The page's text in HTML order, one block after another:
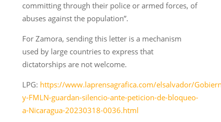
committing through their police or armed forces, of
abuses against the population”.
For Zamora, sending this letter is a mechanism
used by large countries to express that
dictatorships are not welcome.
LPG: https://www.laprensagrafica.com/elsalvador/
y-FMLN-guardan-silencio-ante-peticion-de-bloqueo-
a-Nicaragua-20230318-0036.html